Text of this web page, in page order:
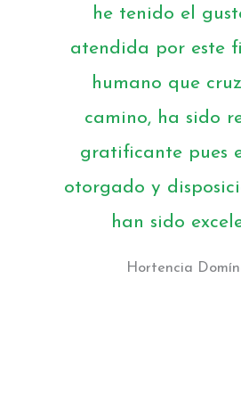
he tenido el
atendida por este
humano que
camino, ha sido
gratificante pues
otorgado y
han sido
Hortencia